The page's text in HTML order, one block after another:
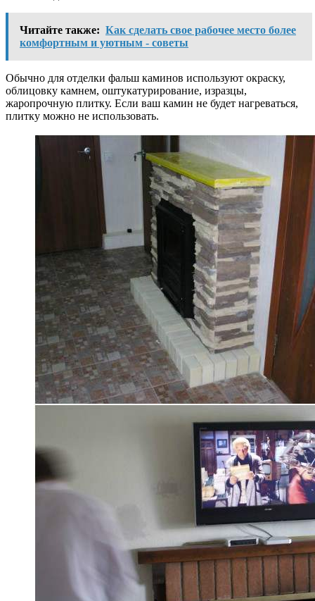
Читайте также: Как сделать свое рабочее место более
комфортным и уютным - советы
Обычно для отделки фальш каминов используют окраску,
облицовку камнем, оштукатурирование, изразцы,
жаропрочную плитку. Если ваш камин не будет нагреваться,
плитку можно не использовать.